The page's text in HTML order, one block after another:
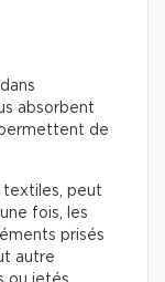
absorbent
de
textiles, peut
fois, les
prisés
autre